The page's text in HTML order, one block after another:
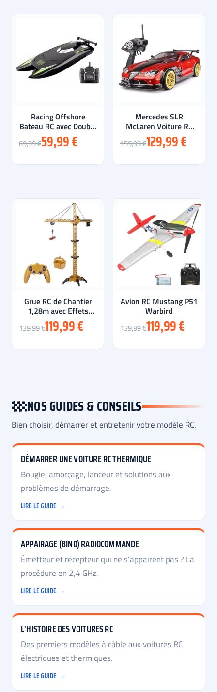
Racing Offshore
Bateau RC avec Double
Moteurs
69,99 €59,99 €
Mercedes SLR
McLaren Voiture RC
DRIFT 1/10 RTR 70
KM/H
159,99 €129,99 €
Grue RC de Chantier
1,28m avec Effets
Sonores et Lumineux
139,99 €119,99 €
Avion RC Mustang P51
Warbird
139,99 €119,99 €
NOS GUIDES & CONSEILS
Bien choisir, démarrer et entretenir votre modèle RC.
DÉMARRER UNE VOITURE RC THERMIQUE
Bougie, amorçage, lanceur et solutions aux
problèmes de démarrage.
LIRE LE GUIDE →
APPAIRAGE (BIND) RADIOCOMMANDE
Émetteur et récepteur qui ne s'appairent pas ? La
procédure en 2,4 GHz.
LIRE LE GUIDE →
L'HISTOIRE DES VOITURES RC
Des premiers modèles à câble aux voitures RC
électriques et thermiques.
LIRE LE GUIDE →